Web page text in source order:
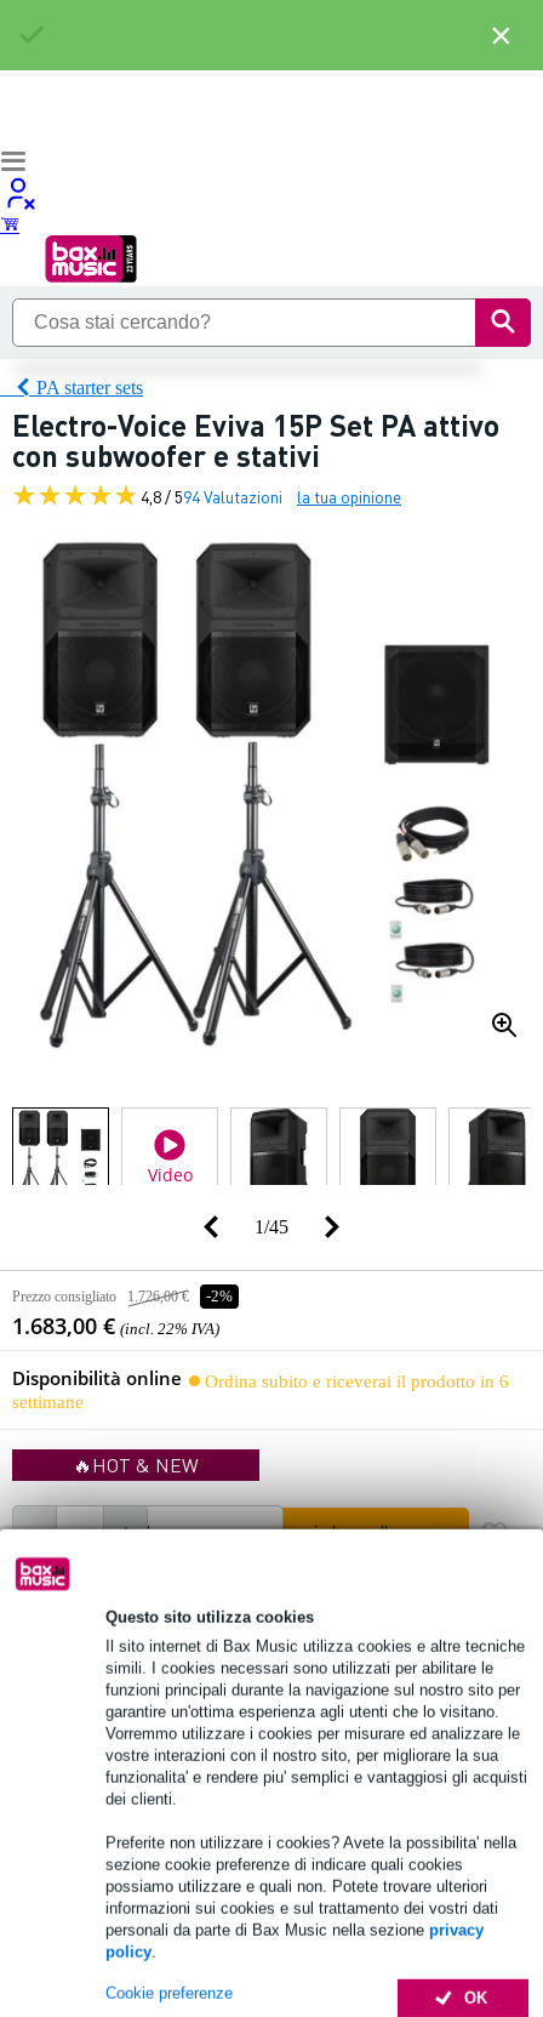
Questo sito utilizza cookies
Il sito internet di Bax Music utilizza cookies e altre tecniche
simili. I cookies necessari sono utilizzati per abilitare le
funzioni principali durante la navigazione sul nostro sito per
garantire un'ottima esperienza agli utenti che lo visitano.
Vorremmo utilizzare i cookies per misurare ed analizzare le
vostre interazioni con il nostro sito, per migliorare la sua
funzionalita' e rendere piu' semplici e vantaggiosi gli acquisti
dei clienti.
Preferite non utilizzare i cookies? Avete la possibilita' nella
sezione cookie preferenze di indicare quali cookies
possiamo utilizzare e quali non. Potete trovare ulteriori
informazioni sui cookies e sul trattamento dei vostri dati
personali da parte di Bax Music nella sezione privacy
policy.
OK
Cookie preferenze
PA starter sets
Electro-Voice Eviva 15P Set PA attivo
con subwoofer e stativi
4,8 / 594 Valutazioni la tua opinione
Video
1/45
Prezzo consigliato 1.726,00 € -2%
1.683,00 € (incl. 22% IVA)
Disponibilità online
Ordina subito e riceverai il prodotto in 6
settimane
🔥HOT & NEW
Aggiungi al carrello
Consegna gratuita
Oltre 48.000 articoli disponibili
1.250 marchi leader
Informazioni sul prodotto
Vedi anche (3)
×